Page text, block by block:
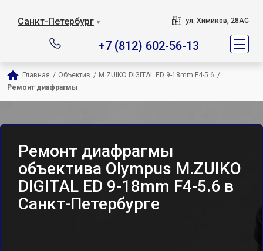
Санкт-Петербург ▼ ул. Химиков, 28АС
+7 (812) 602-56-13
Главная / Объектив / M.ZUIKO DIGITAL ED 9-18mm F4-5.6 /
Ремонт диафрагмы
Ремонт диафрагмы
объектива Olympus M.ZUIKO
DIGITAL ED 9-18mm F4-5.6 в
Санкт-Петербурге